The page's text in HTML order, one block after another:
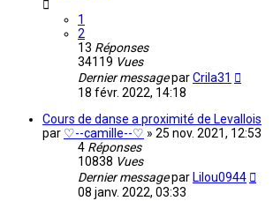
1
2
13 Réponses
34119 Vues
Dernier messageparCrila31
18 févr. 2022, 14:18
Cours de danse a proximité de Levallois
par ♡--camille--♡ » 25 nov. 2021, 12:53
4 Réponses
10838 Vues
Dernier messagepar Lilou0944
08 janv. 2022, 03:33